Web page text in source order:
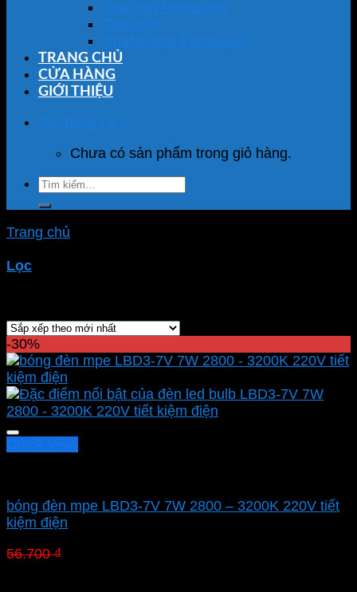
Quạt hút Panasonic
Quạt trần
Quạt tường Panasonic
TRANG CHỦ
CỬA HÀNG
GIỚI THIỆU
Giỏ hàng / 0 ₫
Chưa có sản phẩm trong giỏ hàng.
Tìm
kiếm:
Trang chủ
Lọc
-30%
bóng đèn mpe LBD3-7V 7W 2800 – 3200K 220V tiết
kiệm điện
56.700₫